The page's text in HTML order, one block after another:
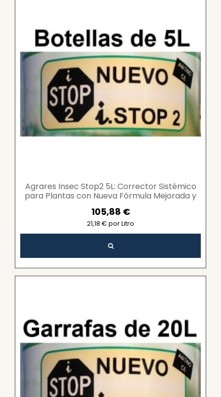
Agrares Insec Stop2 5L: Corrector Sistémico
para Plantas con Nueva Fórmula Mejorada y
Sin Plazo...
105,88 €
21,18 € por Litro